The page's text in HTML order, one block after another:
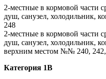
2-местные в кормовой части
душ, санузел, холодильник,
248
2-местные в кормовой части
душ, санузел, холодильник,
верхним местом №№ 240, 242,
Категория 1В